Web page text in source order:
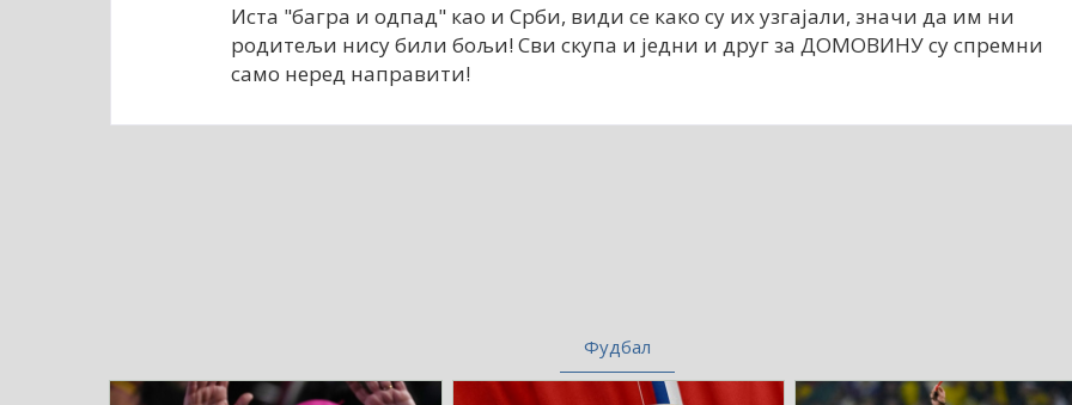
Иста "багра и одпад" као и Срби, види се како су их узгајали, значи да им ни
родитељи нису били бољи! Сви скупа и једни и друг за ДОМОВИНУ су спремни
само неред направити!
Фудбал